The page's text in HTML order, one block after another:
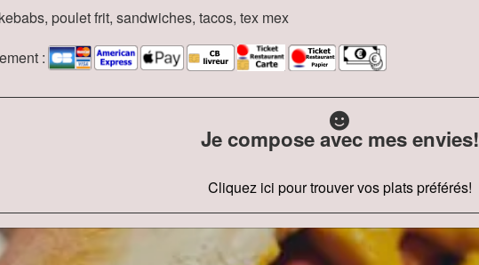
poulet frit, sandwiches, tacos, tex mex
:
Je compose avec mes envies!
Cliquez ici pour trouver vos plats préférés!